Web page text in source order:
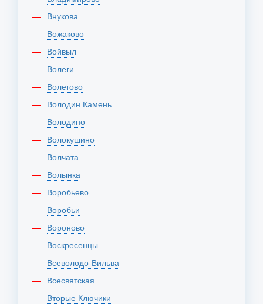
Внукова
Вожаково
Войвыл
Волеги
Волегово
Володин Камень
Володино
Волокушино
Волчата
Волынка
Воробьево
Воробьи
Вороново
Воскресенцы
Всеволодо-Вильва
Всесвятская
Вторые Ключики